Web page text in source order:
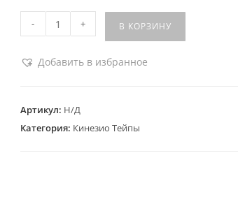
- + В КОРЗИНУ
Добавить в избранное
Артикул: Н/Д
Категория: Кинезио Тейпы